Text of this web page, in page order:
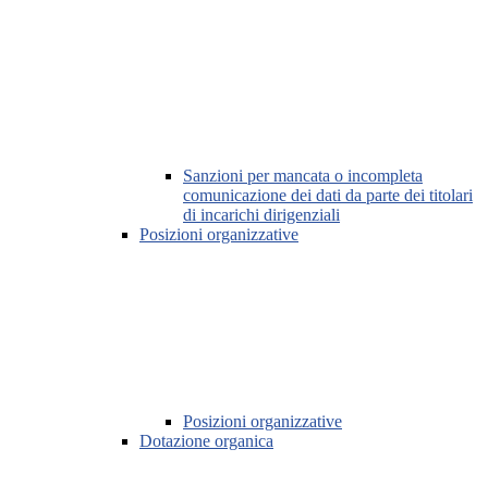
Sanzioni per mancata o incompleta
comunicazione dei dati da parte dei titolari
di incarichi dirigenziali
Posizioni organizzative
Posizioni organizzative
Dotazione organica